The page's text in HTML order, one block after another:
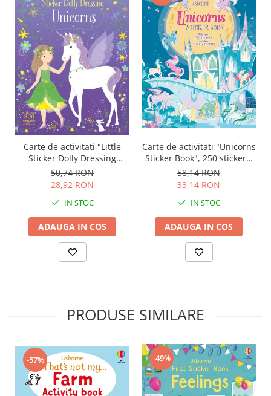
Carte de activitati "Little
Sticker Dolly Dressing
Unicorns", format A5,
Usborne
50,74 RON
28,92 RON
IN STOC
ADAUGA IN COS
Carte de activitati "Unicorns
Sticker Book", 250 stickers,
Usborne
58,14 RON
33,14 RON
IN STOC
ADAUGA IN COS
PRODUSE SIMILARE
-57% -49%